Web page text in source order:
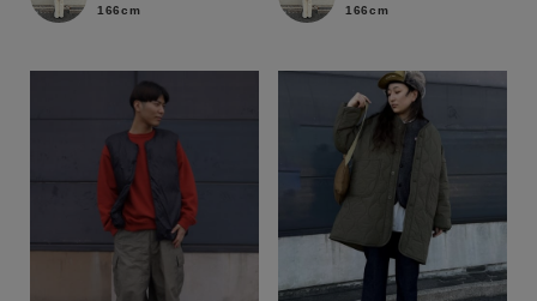
在庫あり 在庫なし含む
166cm
166cm